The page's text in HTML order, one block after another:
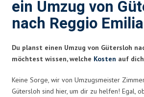
ein Umzug von
nach Reggio Emilia
Du planst einen Umzug von Gütersloh
möchtest wissen, welche Kosten auf
Keine Sorge, wir von Umzugsmeister
Gütersloh sind hier, um dir zu helfen! Egal,